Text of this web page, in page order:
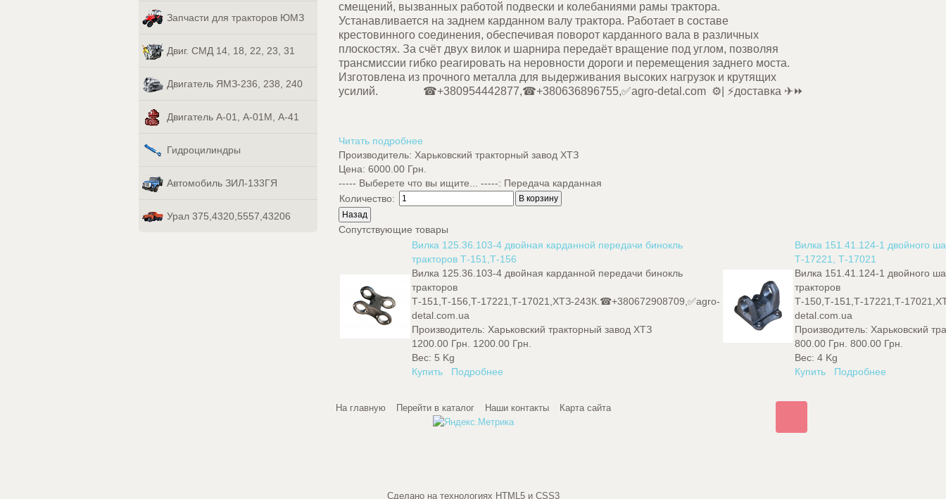
смещений, вызванных работой подвески и колебаниями рамы трактора.
Устанавливается на заднем карданном валу трактора. Работает в составе
крестовинного соединения, обеспечивая поворот карданного вала в различных
плоскостях. За счёт двух вилок и шарнира передаёт вращение под углом, позволяя
трансмиссии гибко реагировать на неровности дороги и перемещения заднего моста.
Изготовлена из прочного металла для выдерживания высоких нагрузок и крутящих
усилий.
☎+380954442877,☎+380636896755,✅agro-detal.com ⚙️| ⚡доставка ✈⏩
Читать подробнее
Производитель: Харьковский тракторный завод ХТЗ
Цена:6000.00 Грн.
----- Выберете что вы ищите... -----: Передача карданная
Количество:
Сопутствующие товары
Вилка 125.36.103-4 двойная карданной передачи бинокль
тракторов Т-151,Т-156
Вилка 125.36.103-4 двойная карданной передачи бинокль
тракторов
Т-151,Т-156,Т-17221,Т-17021,ХТЗ-243К.☎+380672908709,✅agro-
detal.com.ua
Производитель:Харьковский тракторный завод ХТЗ
1200.00 Грн. 1200.00 Грн.
Вес: 5 Kg
Купить
Подробнее
Вилка 151.41.124-1 двойного
Т-17221, Т-17021
Вилка 151.41.124-1 двойного
тракторов
Т-150,Т-151,Т-17221,Т-
detal.com.ua
Производитель:Харьковский
800.00 Грн. 800.00 Грн.
Вес:4 Kg
Купить
Подробнее
Запчасти для тракторов ЮМЗ
Двиг. СМД 14, 18, 22, 23, 31
Двигатель ЯМЗ-236, 238, 240
Двигатель А-01, А-01М, А-41
Гидроцилиндры
Автомобиль ЗИЛ-133ГЯ
Урал 375,4320,5557,43206
На главную Перейти в каталог Наши контакты Карта сайта
Сделано на технологиях HTML5 и CSS3